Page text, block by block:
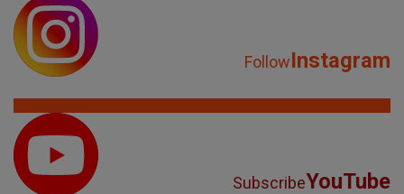
FollowInstagram
SubscribeYouTube